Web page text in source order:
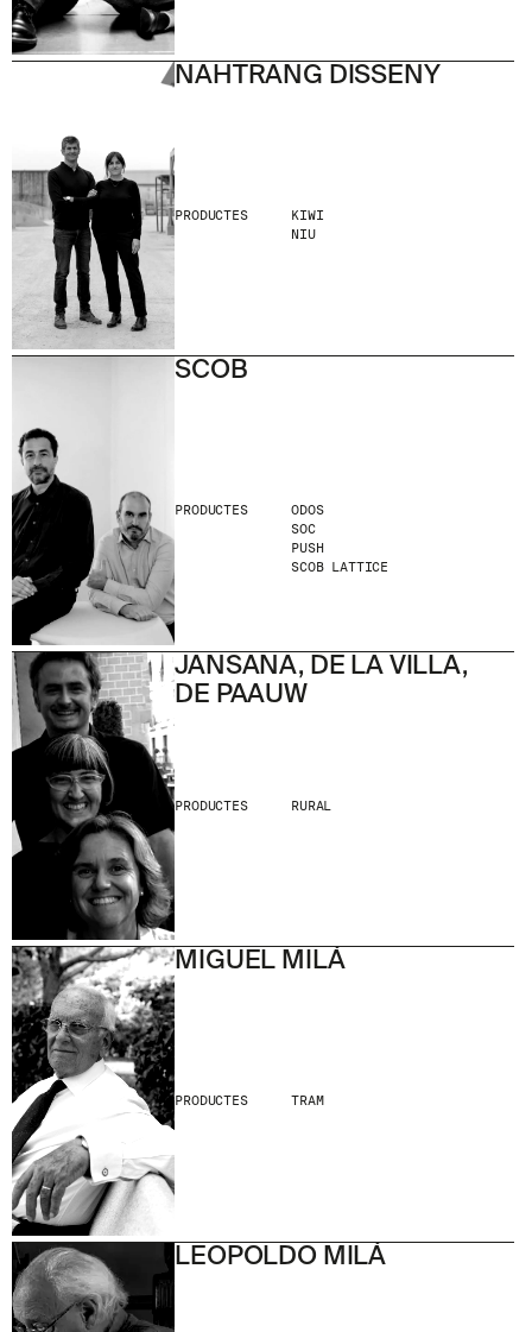
NAHTRANG DISSENY
PRODUCTES
KIWI
NIU
SCOB
PRODUCTES
ODOS
SOC
PUSH
SCOB LATTICE
JANSANA, DE LA VILLA,
DE PAAUW
PRODUCTES RURAL
MIGUEL MILÁ
PRODUCTES TRAM
LEOPOLDO MILÁ